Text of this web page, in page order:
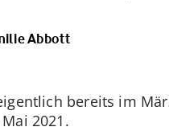
Abbott
bereits im
2021.